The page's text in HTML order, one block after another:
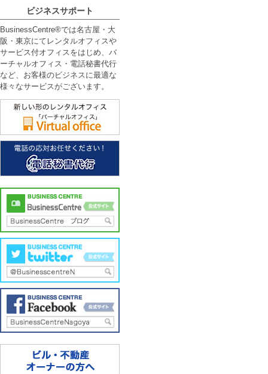
ビジネスサポート
BusinessCentre®では名古屋・大
阪・東京にてレンタルオフィスや
サービス付オフィスをはじめ、バ
ーチャルオフィス・電話秘書代行
など、お客様のビジネスに最適な
様々なサービスがございます。